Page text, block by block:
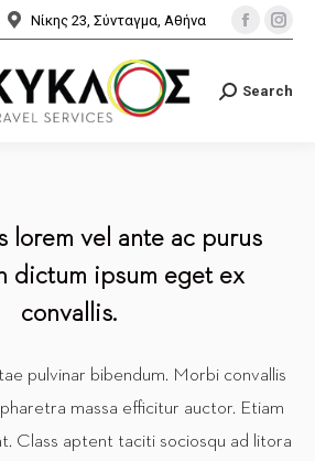
Νίκης 23, Σύνταγμα, Αθήνα
Search:
Search
lorem vel ante ac purus
dictum ipsum eget ex
convallis.
pulvinar bibendum. Morbi convallis
massa efficitur auctor. Etiam
Class aptent taciti sociosqu ad litora